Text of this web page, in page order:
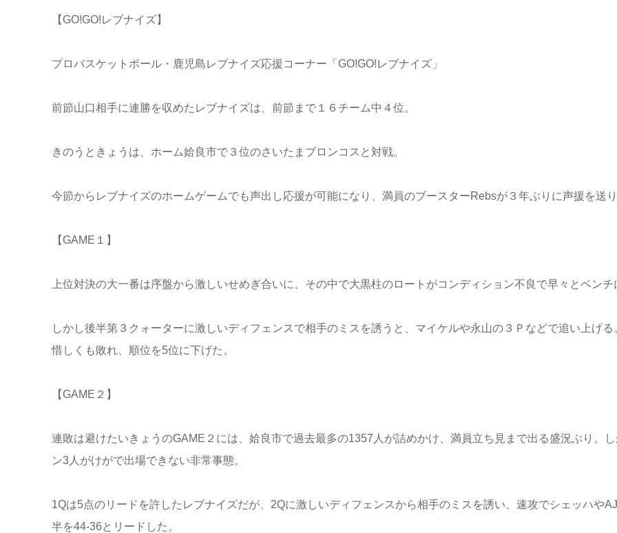
【GO!GO!レブナイズ】
プロバスケットボール・鹿児島レブナイズ応援コーナー「GO!GO!レブナイズ」
前節山口相手に連勝を収めたレブナイズは、前節まで１６チーム中４位。
きのうときょうは、ホーム姶良市で３位のさいたまブロンコスと対戦。
今節からレブナイズのホームゲームでも声出し応援が可能になり、満員のブースターRebsが３年ぶりに声援を送り
【GAME１】
上位対決の大一番は序盤から激しいせめぎ合いに。その中で大黒柱のロートがコンディション不良で早々とベン
しかし後半第３クォーターに激しいディフェンスで相手のミスを誘うと、マイケルや永山の３Ｐなどで追い上げ
惜しくも敗れ、順位を5位に下げた。
【GAME２】
連敗は避けたいきょうのGAME２には、姶良市で過去最多の1357人が詰めかけ、満員立ち見まで出る盛況ぶり。
ン3人がけがで出場できない非常事態。
1Qは5点のリードを許したレブナイズだが、2Qに激しいディフェンスから相手のミスを誘い、速攻でシェッハや
半を44-36とリードした。